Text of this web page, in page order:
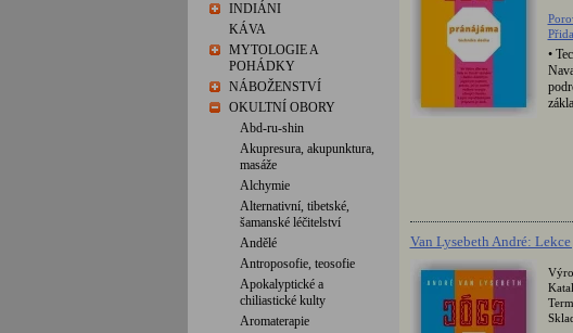
INDIÁNI
KÁVA
MYTOLOGIE A
POHÁDKY
NÁBOŽENSTVÍ
OKULTNÍ OBORY
Abd-ru-shin
Akupresura, akupunktura,
masáže
Alchymie
Alternativní, tibetské,
šamanské léčitelství
Andělé
Antroposofie, teosofie
Apokalyptické a
chiliastické kulty
Aromaterapie
•
Van Lysebeth André: